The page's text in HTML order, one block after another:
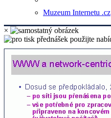
Muzeum Internetu .cz
×